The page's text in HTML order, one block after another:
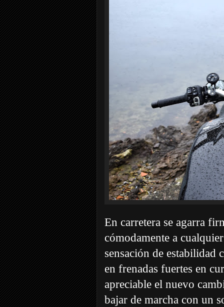
En carretera se agarra
cómodamente a
sensación de estabilidad
en frenadas fuertes en
apreciable el nuevo
bajar de marcha con un